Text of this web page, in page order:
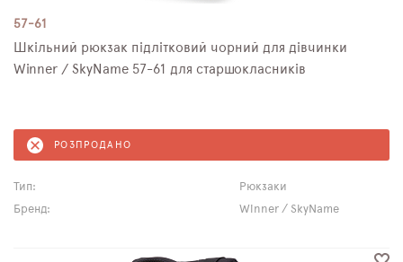
57-61
Шкільний рюкзак підлітковий чорний для дівчинки
Winner / SkyNamе 57-61 для старшокласників
РОЗПРОДАНО
Тип:
Рюкзаки
Бренд:
Winner / SkyName